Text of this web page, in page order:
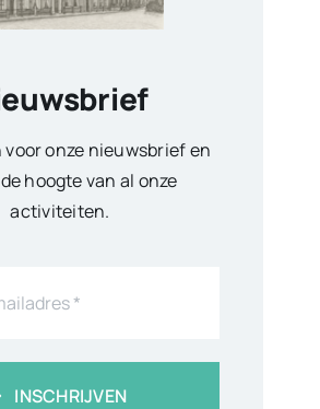
onze nieuwsbrief en
hoogte van al onze
activiteiten.
INSCHRIJVEN